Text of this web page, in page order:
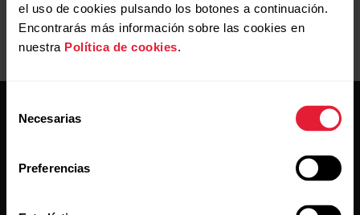
el uso de cookies pulsando los botones a continuación.
Encontrarás más información sobre las cookies en
nuestra Política de cookies.
Necesarias
Preferencias